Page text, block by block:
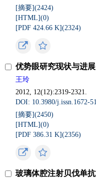
[摘要](2424)
[HTML](0)
[PDF 424.66 K](2324)
优势眼研究现状与进展
王玲
2012, 12(12):2319-2321.
DOI: 10.3980/j.issn.1672-
[摘要](2450)
[HTML](0)
[PDF 386.31 K](2356)
玻璃体腔注射贝伐单